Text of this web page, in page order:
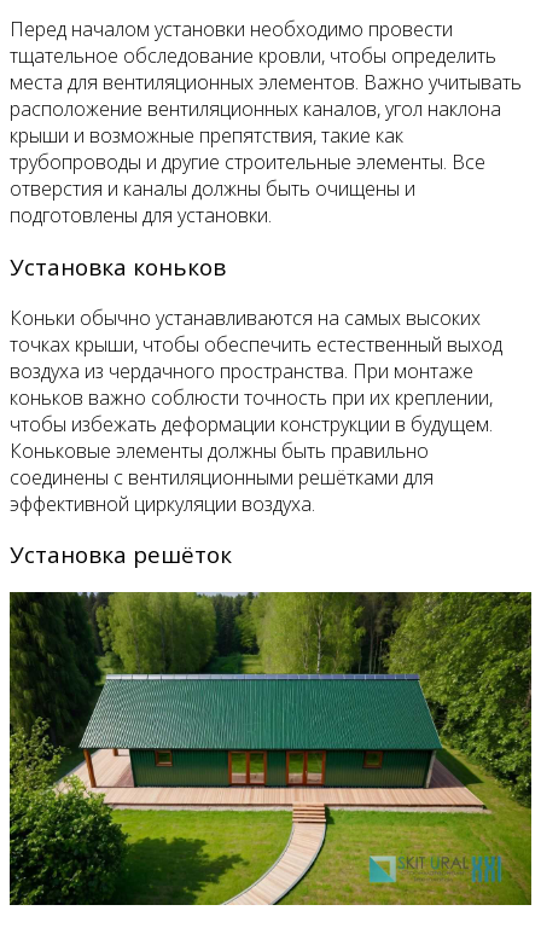
Перед началом установки необходимо провести
тщательное обследование кровли, чтобы определить
места для вентиляционных элементов. Важно учитывать
расположение вентиляционных каналов, угол наклона
крыши и возможные препятствия, такие как
трубопроводы и другие строительные элементы. Все
отверстия и каналы должны быть очищены и
подготовлены для установки.
Установка коньков
Коньки обычно устанавливаются на самых высоких
точках крыши, чтобы обеспечить естественный выход
воздуха из чердачного пространства. При монтаже
коньков важно соблюсти точность при их креплении,
чтобы избежать деформации конструкции в будущем.
Коньковые элементы должны быть правильно
соединены с вентиляционными решётками для
эффективной циркуляции воздуха.
Установка решёток